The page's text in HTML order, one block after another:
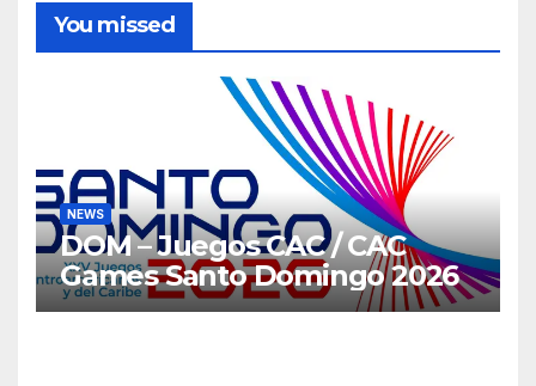
You missed
NEWS
DOM – Juegos CAC / CAC
Games Santo Domingo 2026